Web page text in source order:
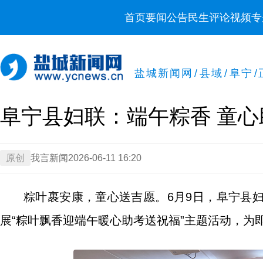
首页要闻公告民生评论视频
盐城新闻网 / 县域 / 阜宁 /
阜宁县妇联：端午粽香 童
原创 我言新闻 2026-06-11 16:20
粽叶裹安康，童心送吉愿。6月9日，阜宁县
展“粽叶飘香迎端午暖心助考送祝福”主题活动，